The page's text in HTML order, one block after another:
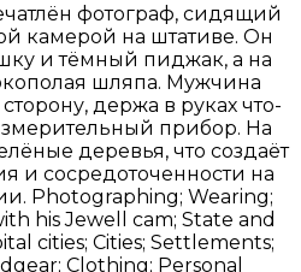
фотограф, сидящий
камерой на штативе. Он
и тёмный пиджак, а на
шляпа. Мужчина
держа в руках что-
прибор. На
деревья, что создаёт
и сосредоточенности на
Photographing; Wearing;
his Jewell cam; State and
cities; Cities; Settlements;
Clothing; Personal